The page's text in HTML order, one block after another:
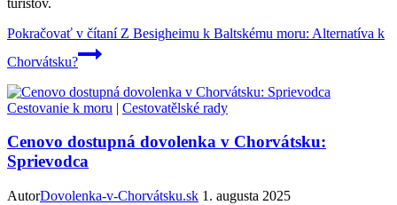
Pokračovať v čítaníZ Besigheimu k Baltskému moru: Alternatíva k
Chorvátsku?
Cestovanie k moru | Cestovatělské rady
Cenovo dostupná dovolenka v Chorvátsku:
Sprievodca
AutorDovolenka-v-Chorvátsku.sk 1. augusta 2025